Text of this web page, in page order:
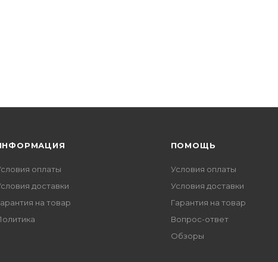
оплаты
доставки
на товар
ПОМОЩЬ
Условия оплаты
Условия доставки
Гарантия на товар
Вопрос-ответ
Обзоры